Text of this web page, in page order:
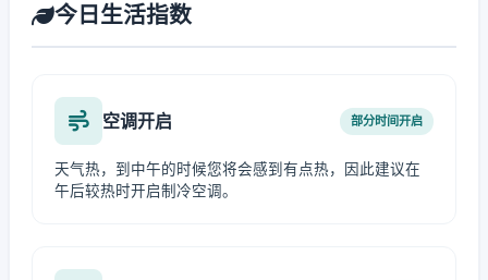
今日生活指数
空调开启 部分时间开启
天气热，到中午的时候您将会感到有点热，因此建议在
午后较热时开启制冷空调。